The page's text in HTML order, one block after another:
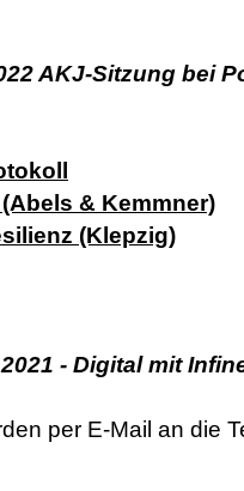
AKJ-Sitzung bei
& Kemmner)
(Klepzig)
- Digital mit
per E-Mail an die